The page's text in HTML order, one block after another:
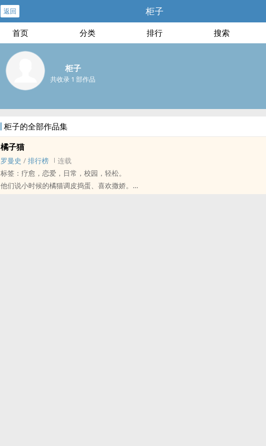
返回 柜子
首页 分类 排行 搜索
柜子
共收录 1 部作品
柜子的全部作品集
橘子猫
罗曼史 / 排行榜
连载
标签：疗愈，恋爱，日常，校园，轻松。
他们说小时候的橘猫调皮捣蛋、喜欢撒娇。